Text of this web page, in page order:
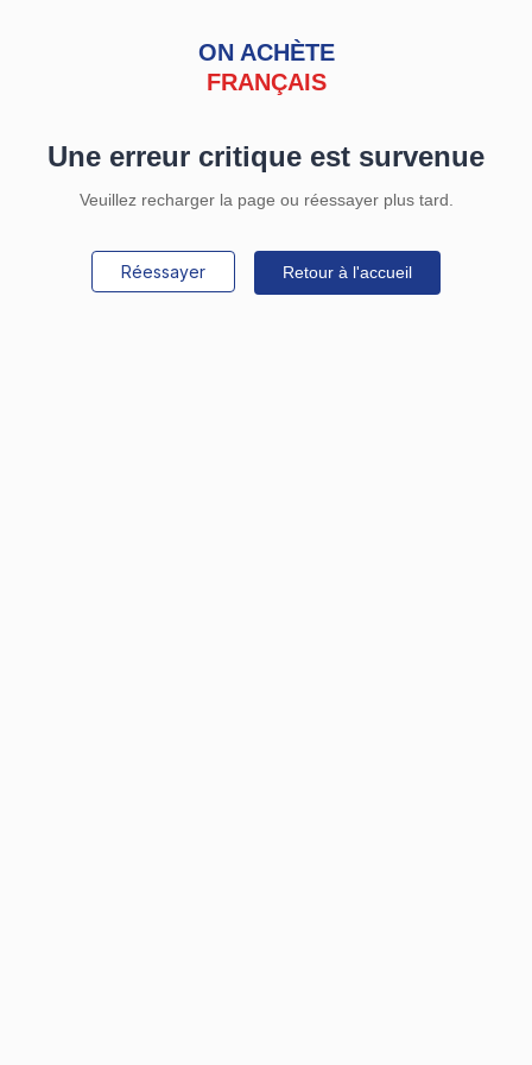
ON ACHÈTE
FRANÇAIS
Une erreur critique est survenue
Veuillez recharger la page ou réessayer plus tard.
Réessayer Retour à l'accueil